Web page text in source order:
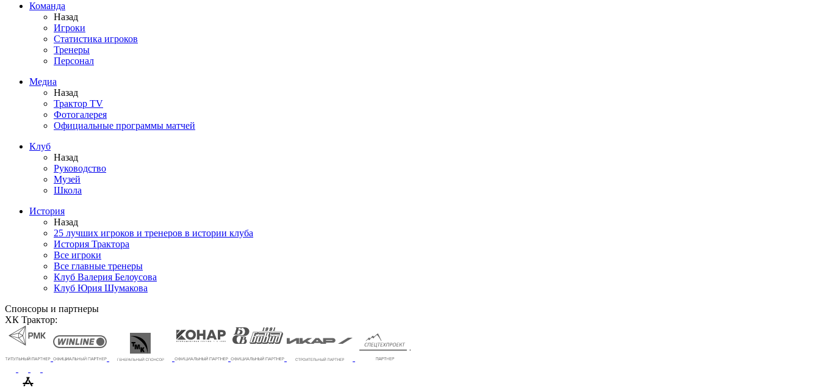
Команда
Назад
Игроки
Статистика игроков
Тренеры
Персонал
Медиа
Назад
Трактор TV
Фотогалерея
Официальные программы матчей
Клуб
Назад
Руководство
Музей
Школа
История
Назад
25 лучших игроков и тренеров в истории клуба
История Трактора
Все игроки
Все главные тренеры
Клуб Валерия Белоусова
Клуб Юрия Шумакова
Спонсоры и партнеры
ХК Трактор: